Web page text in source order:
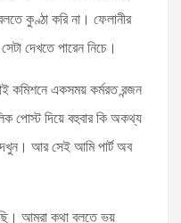
কুণ্ঠা করি না। ফেলানীর
দেখতে পারেন নিচে।
কমিশনে একসময় কর্মরত রন্জন
পোস্ট দিয়ে বহুবার কি অকথ্য
আর সেই আমি পার্ট অব
আমরা কথা বলতে ভয়